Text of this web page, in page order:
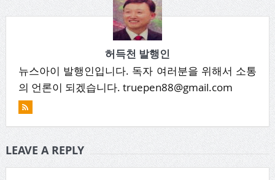
허득천 발행인
뉴스아이 발행인입니다. 독자 여러분을 위해서 소통
의 언론이 되겠습니다. truepen88@gmail.com
LEAVE A REPLY